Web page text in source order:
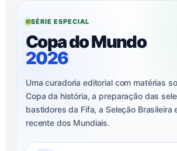
SÉRIE ESPECIAL
Copa do Mundo
2026
Uma curadoria editorial com matérias
Copa da história, a preparação das
bastidores da Fifa, a Seleção Brasileira
recente dos Mundiais.